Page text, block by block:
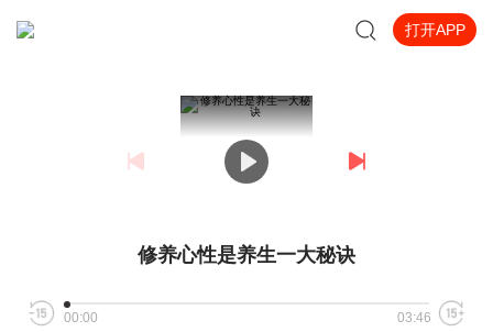
打开APP
修养心性是养生一大秘诀
00:00 03:46